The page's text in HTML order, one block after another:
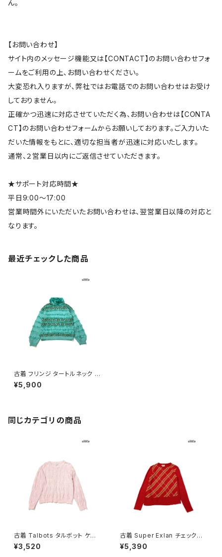
ん。
【お問い合わせ】
サイト内のメッセージ機能又は【CONTACT】のお問い合わせフォ
ームをご利用の上、お問い合わせください。
大変恐れ入りますが、弊社ではお電話でのお問い合わせはお受け
しておりません。
正確かつ迅速に対応させていただく為、お問い合わせは【CONTA
CT】のお問い合わせフォームからお願いしております。ご入力いた
だいた情報をもとに、適切な担当者が迅速に対応いたします。
通常、２営業日以内にご返信させていただきます。
★サポート対応時間★
平日9:00～17:00
営業時間外にいただいたお問い合わせは、翌営業日以降の対応と
なります。
最近チェックした商品
古着 フリンジ タートルネック ボ
ーダー柄 長袖 ニット セーター
緑 (ttu2601136)
¥5,900
同じカテゴリの商品
古着 Talbots タルボット ケー
ブル編み 無地 コットン100％
長袖 ニット セーター ピンク (ttu
¥3,520
古着 Super Exlan チェック柄
長袖 ニット セーター 赤 (ttu26
03025)
¥5,390